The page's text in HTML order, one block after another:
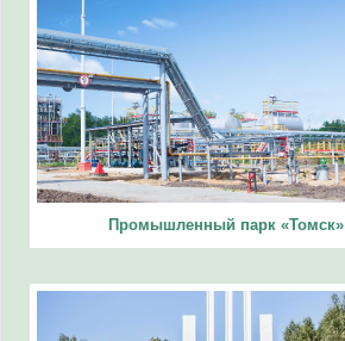
Промышленный парк «Томск»